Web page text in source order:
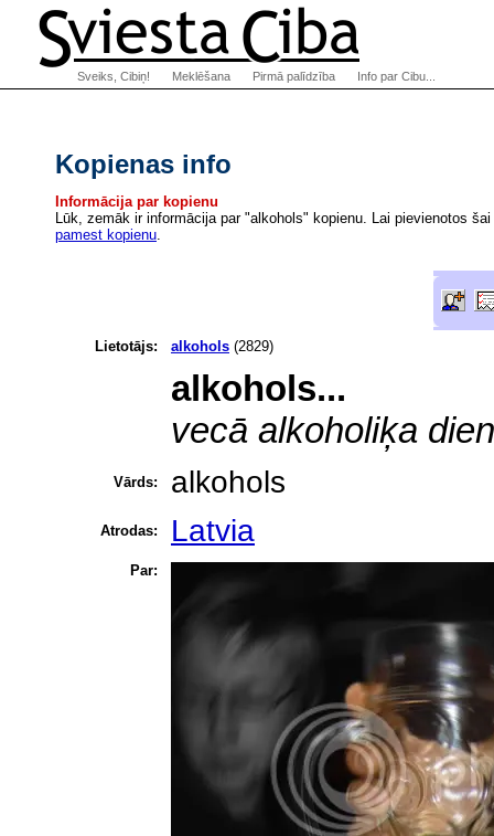
Kopienas info
Informācija par kopienu
Lūk, zemāk ir informācija par "alkohols" kopienu. Lai pievienotos
pamest kopienu.
Lietotājs: alkohols (2829)
alkohols...
vecā alkoholiķa
Vārds: alkohols
Atrodas: Latvia
Par:
Sveiks, Cibiņ! Meklēšana Pirmā palīdzība Info par Cibu...